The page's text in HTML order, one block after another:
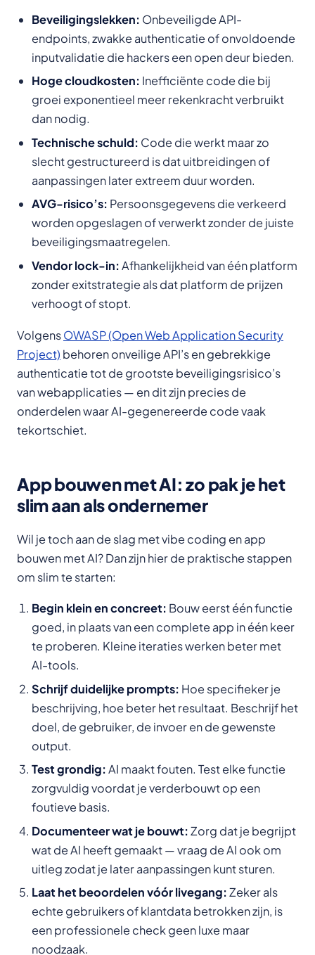
Beveiligingslekken: Onbeveiligde API-
endpoints, zwakke authenticatie of onvoldoende
inputvalidatie die hackers een open deur bieden.
Hoge cloudkosten: Inefficiënte code die bij
groei exponentieel meer rekenkracht verbruikt
dan nodig.
Technische schuld: Code die werkt maar zo
slecht gestructureerd is dat uitbreidingen of
aanpassingen later extreem duur worden.
AVG-risico’s: Persoonsgegevens die verkeerd
worden opgeslagen of verwerkt zonder de juiste
beveiligingsmaatregelen.
Vendor lock-in:Afhankelijkheid van één platform
zonder exitstrategie als dat platform de prijzen
verhoogt of stopt.
VolgensOWASP (Open Web Application Security
Project) behoren onveilige API’s en gebrekkige
authenticatie tot de grootste beveiligingsrisico’s
van webapplicaties — en dit zijn precies de
onderdelen waar AI-gegenereerde code vaak
tekortschiet.
App bouwen met AI: zo pak je het
slim aan als ondernemer
Wil je toch aan de slag met vibe coding en app
bouwen met AI? Dan zijn hier de praktische stappen
om slim te starten:
Begin klein en concreet: Bouw eerst één functie
goed, in plaats van een complete app in één keer
te proberen. Kleine iteraties werken beter met
AI-tools.
Schrijf duidelijke prompts: Hoe specifieker je
beschrijving, hoe beter het resultaat. Beschrijf het
doel, de gebruiker, de invoer en de gewenste
output.
Test grondig:AI maakt fouten. Test elke functie
zorgvuldig voordat je verderbouwt op een
foutieve basis.
Documenteer wat je bouwt:Zorg dat je begrijpt
wat de AI heeft gemaakt — vraag de AI ook om
uitleg zodat je later aanpassingen kunt sturen.
Laat het beoordelen vóór livegang:Zeker als
echte gebruikers of klantdata betrokken zijn, is
een professionele check geen luxe maar
noodzaak.